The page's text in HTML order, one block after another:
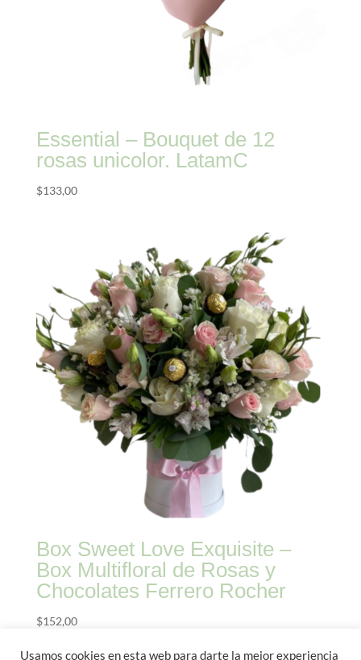
Essential – Bouquet de 12
rosas unicolor. LatamC
$133,00
Box Sweet Love Exquisite –
Box Multifloral de Rosas y
Chocolates Ferrero Rocher
$152,00
Usamos cookies en esta web para darte la mejor experiencia